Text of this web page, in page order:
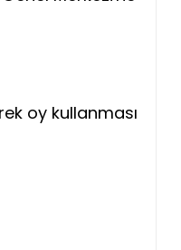
oy kullanması